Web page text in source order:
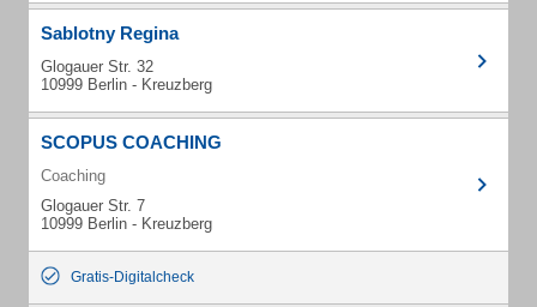
Sablotny Regina
Glogauer Str. 32
10999 Berlin - Kreuzberg
SCOPUS COACHING
Coaching
Glogauer Str. 7
10999 Berlin - Kreuzberg
Gratis-Digitalcheck